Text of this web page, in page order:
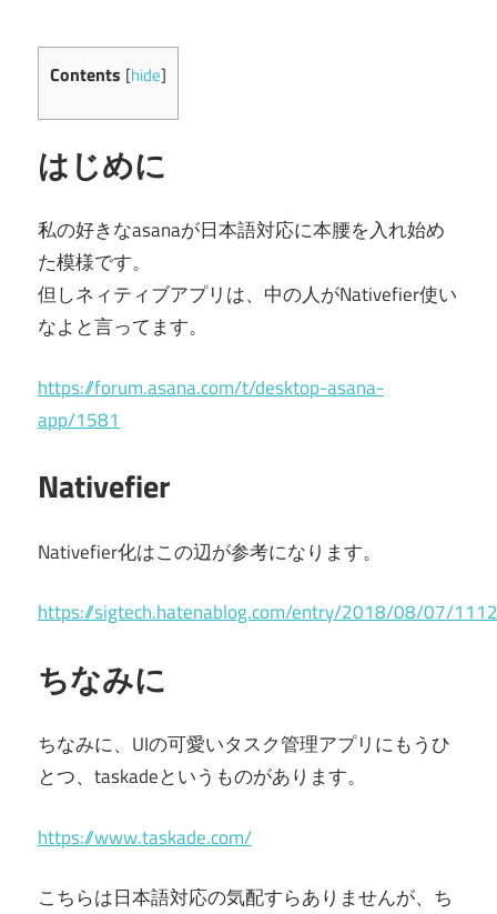
Contents [hide]
はじめに
私の好きなasanaが日本語対応に本腰を入れ始め
た模様です。
但しネィティブアプリは、中の人がNativefier使い
なよと言ってます。
https://forum.asana.com/t/desktop-asana-
app/1581
Nativefier
Nativefier化はこの辺が参考になります。
https://sigtech.hatenablog.com/entry/2018/08/07/
ちなみに
ちなみに、UIの可愛いタスク管理アプリにもうひ
とつ、taskadeというものがあります。
https://www.taskade.com/
こちらは日本語対応の気配すらありませんが、ち